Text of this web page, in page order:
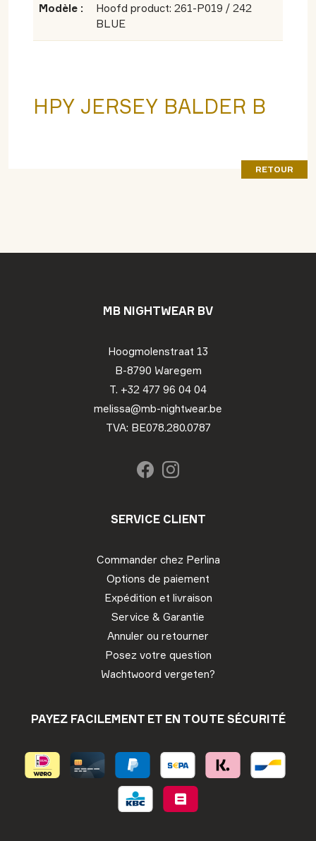
Modèle :
Hoofd product: 261-P019 / 242
BLUE
HPY JERSEY BALDER B
RETOUR
MB NIGHTWEAR BV
Hoogmolenstraat 13
B-8790 Waregem
T. +32 477 96 04 04
melissa@mb-nightwear.be
TVA: BE078.280.0787
SERVICE CLIENT
Commander chez Perlina
Options de paiement
Expédition et livraison
Service & Garantie
Annuler ou retourner
Posez votre question
Wachtwoord vergeten?
PAYEZ FACILEMENT ET EN TOUTE SÉCURITÉ